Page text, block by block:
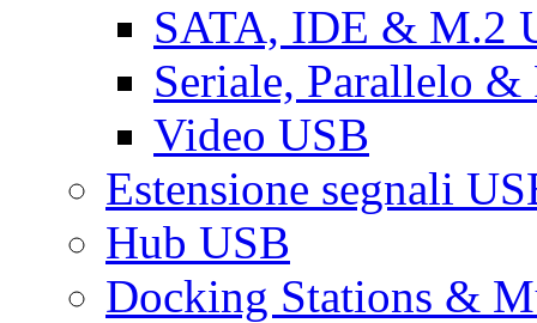
SATA, IDE & M.2
Seriale, Parallelo &
Video USB
Estensione segnali
Hub USB
Docking Stations &